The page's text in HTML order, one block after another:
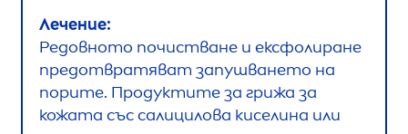
Лечение:
Редовното почистване и ексфолиране
предотвратяват запушването на
порите. Продуктите за грижа за
кожата със салицилова киселина или